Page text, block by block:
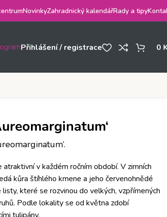
NovinkyZahradnický kalendářRady a tipy
Přihlášení / registrace 0
atraktivní v každém ročním období. V zimních
kůra štíhlého kmene a jeho červenohnědé
které se rozvinou do velkých, vzpřímených
Podle lokality se od května zdobí